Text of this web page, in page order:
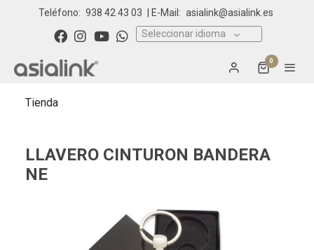
Teléfono: 938 42 43 03 | E-Mail: asialink@asialink.es
Seleccionar idioma
0
Tienda
LLAVERO CINTURON BANDERA
NE